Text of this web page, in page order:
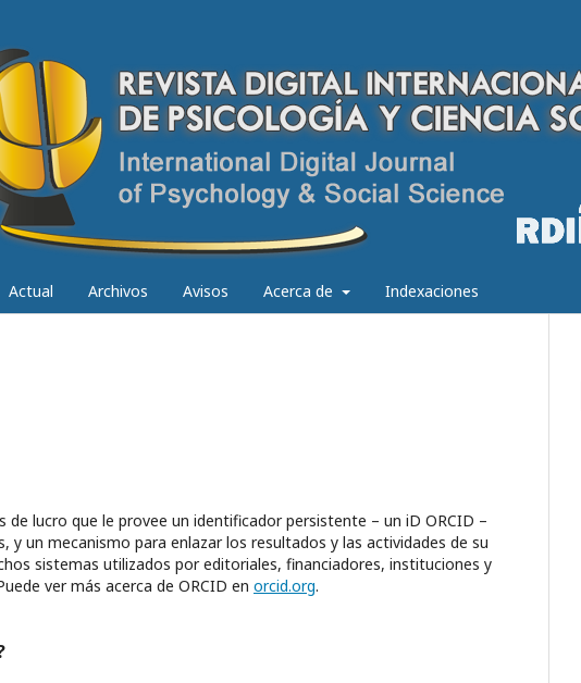
Actual Archivos Avisos Acerca de Indexaciones
de lucro que le provee un identificador persistente – un iD ORCID –
un mecanismo para enlazar los resultados y las actividades de su
sistemas utilizados por editoriales, financiadores, instituciones y
ver más acerca de ORCID en orcid.org.